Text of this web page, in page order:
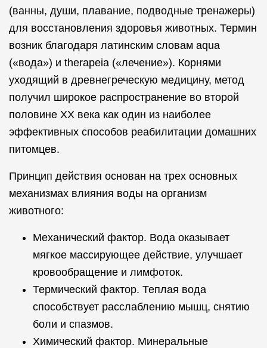
(ванны, души, плавание, подводные тренажеры)
для восстановления здоровья животных. Термин
возник благодаря латинским словам aqua
(«вода») и therapeia («лечение»). Корнями
уходящий в древнегреческую медицину, метод
получил широкое распространение во второй
половине XX века как один из наиболее
эффективных способов реабилитации домашних
питомцев.
Принцип действия основан на трех основных
механизмах влияния воды на организм
животного:
Механический фактор. Вода оказывает
мягкое массирующее действие, улучшает
кровообращение и лимфоток.
Термический фактор. Теплая вода
способствует расслаблению мышц, снятию
боли и спазмов.
Химический фактор. Минеральные